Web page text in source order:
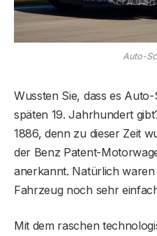
Auto-
Wussten Sie, dass es
späten 19. Jahrhundert
1886, denn zu dieser Zeit
der Benz Patent-
anerkannt. Natürlich
Fahrzeug noch sehr
Mit dem raschen